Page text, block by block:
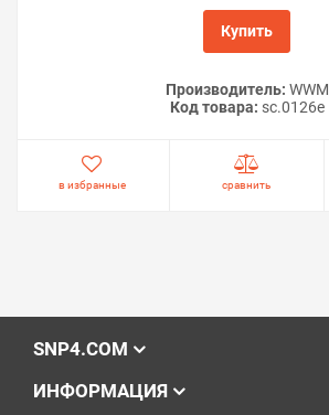
Купить
Производитель: WWM
Код товара: sc.0126e
в избранные сравнить
SNP4.COM
ИНФОРМАЦИЯ